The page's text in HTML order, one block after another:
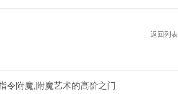
返回列表
令附魔,附魔艺术的高阶之门